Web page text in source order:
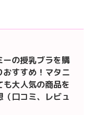
ーの授乳ブラを購
おすすめ！マタニ
大人気の商品を
口コミ、レビュ